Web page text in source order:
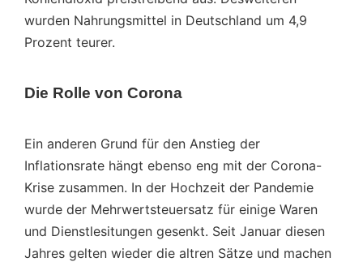
wurden Nahrungsmittel in Deutschland um 4,9
Prozent teurer.
Die Rolle von Corona
Ein anderen Grund für den Anstieg der
Inflationsrate hängt ebenso eng mit der Corona-
Krise zusammen. In der Hochzeit der Pandemie
wurde der Mehrwertsteuersatz für einige Waren
und Dienstlesitungen gesenkt. Seit Januar diesen
Jahres gelten wieder die altren Sätze und machen